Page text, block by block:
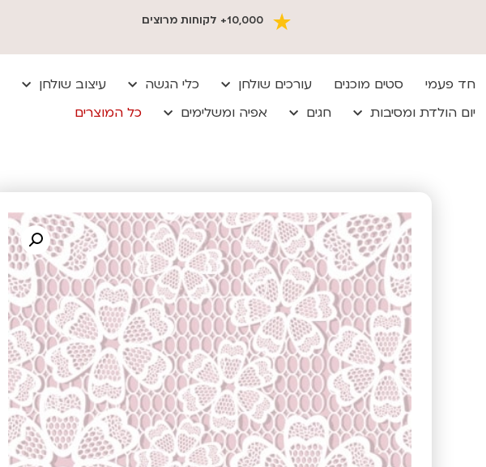
10,000+ לקוחות מרוצים
חד פעמי סטים מוכנים עורכים שולחן כלי הגשה עיצוב שולחן
יום הולדת ומסיבות
חגים אפיה ומשלימים כל המוצרים